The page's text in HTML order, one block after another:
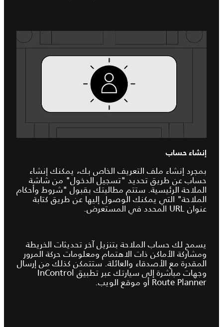
إنشاء حساب
بمجرد إنشاء ملف التعريف الخاص بك، يمكنك إنشاء
حساب عن طريق تحديد "تسجيل الدخول" من شاشة
الملاحة الرئيسية. ستتم مطالبتك بقبول "شروط وأحكام
الملاحة" التي يمكنك الوصول إليها عن طريق كتابة
عنوان URL المحدد في المستعرض.
يسمح لك حساب الملاحة بتنزيل آخر تحديثات الخريطة
ومشاركة الأماكن ذات الاهتمام ومعلومات حركة المرور
المقدرة مع الأصدقاء والعائلة. ستتمكن كذلك من إرسال
وجهات مباشرة إلى سيارتك عبر تطبيق InControl
Route Planner أو موقع الويب.